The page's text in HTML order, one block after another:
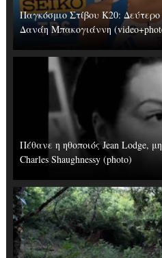
Παγκόσμιο Στίβου Κ20:
Δανάη Μπακογιάννη
Πέθανε η ηθοποιός Jean Lodge,
Charles Shaughnessy (photo)